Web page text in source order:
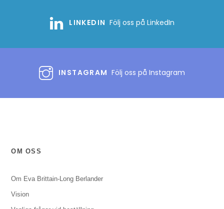
LINKEDIN Följ oss på LinkedIn
INSTAGRAM Följ oss på Instagram
OM OSS
Om Eva Brittain-Long Berlander
Vision